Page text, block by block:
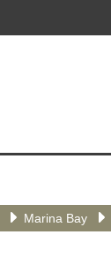
Marina Bay